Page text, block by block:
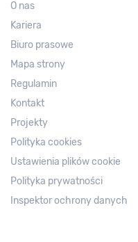
O nas
Kariera
Biuro prasowe
Mapa strony
Regulamin
Kontakt
Projekty
Polityka cookies
Ustawienia plików cookie
Polityka prywatności
Inspektor ochrony danych